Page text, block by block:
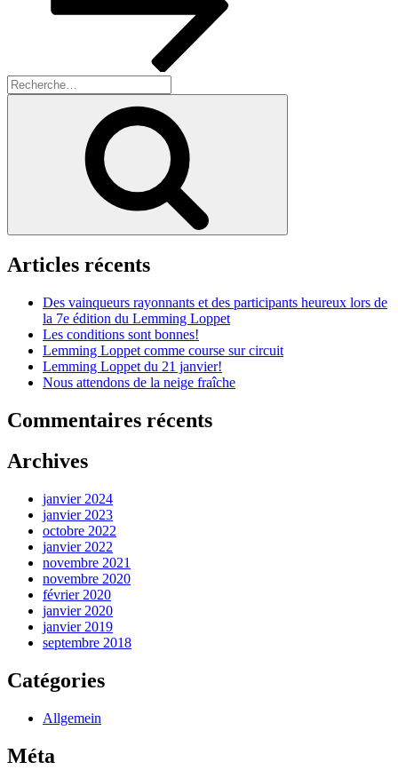
Recherche
pour
Articles récents
Des vainqueurs rayonnants et des participants heureux lors de
la 7e édition du Lemming Loppet
Les conditions sont bonnes!
Lemming Loppet comme course sur circuit
Lemming Loppet du 21 janvier!
Nous attendons de la neige fraîche
Commentaires récents
Archives
janvier 2024
janvier 2023
octobre 2022
janvier 2022
novembre 2021
novembre 2020
février 2020
janvier 2020
janvier 2019
septembre 2018
Catégories
Allgemein
Méta